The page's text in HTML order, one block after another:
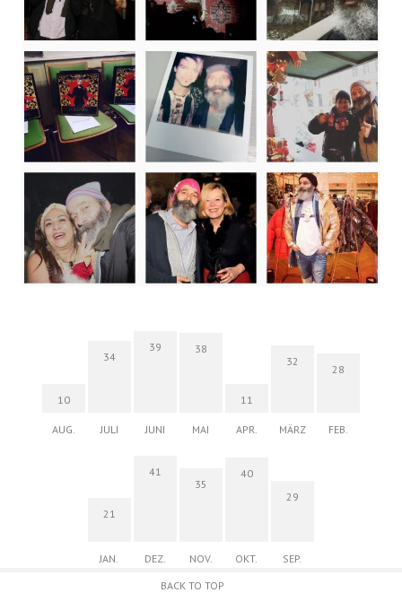
10
AUG.
34
JULI
39
JUNI
38
MAI
11
APR.
32
MÄRZ
28
FEB.
21
JAN.
41
DEZ.
35
NOV.
40
OKT.
29
SEP.
BACK TO TOP